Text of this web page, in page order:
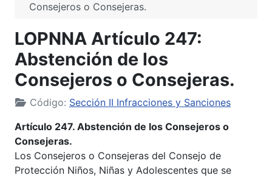
Consejeros o Consejeras.
LOPNNA Artículo 247:
Abstención de los
Consejeros o Consejeras.
Código: Sección II Infracciones y Sanciones
Artículo 247. Abstención de los Consejeros o
Consejeras.
Los Consejeros o Consejeras del Consejo de
Protección Niños, Niñas y Adolescentes que se